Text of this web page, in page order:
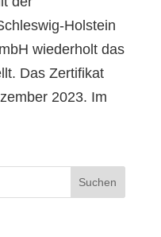
Holstein
wiederholt das
Das Zertifikat
2023. Im